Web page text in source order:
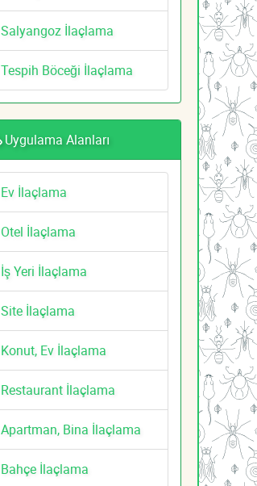
Salyangoz İlaçlama
Tespih Böceği İlaçlama
Uygulama Alanları
Ev İlaçlama
Otel İlaçlama
İş Yeri İlaçlama
Site İlaçlama
Konut, Ev İlaçlama
Restaurant İlaçlama
Apartman, Bina İlaçlama
Bahçe İlaçlama